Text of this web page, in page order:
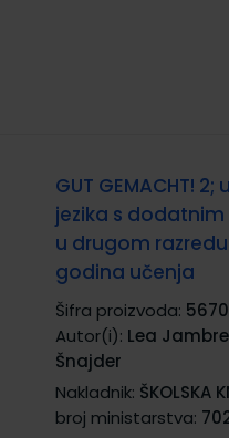
GUT GEMACHT!
jezika s
u drugom
godina učenja
Šifra proizvoda:
Autor(i): Lea
Šnajder
Nakladnik: ŠKOLSKA
broj ministarstva: